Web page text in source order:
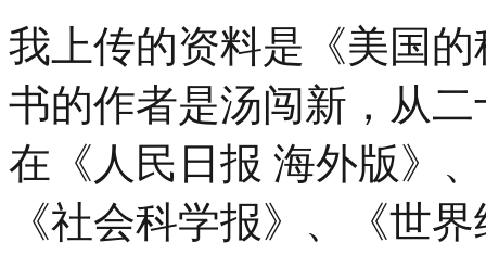
我上传的资料是《美国
书的作者是汤闯新，从
在《人民日报 海外版》
《社会科学报》、《世